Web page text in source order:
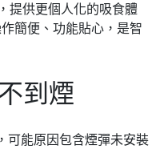
提供更個人化的吸食體
簡便、功能貼心，是智
到煙
可能原因包含煙彈未安裝